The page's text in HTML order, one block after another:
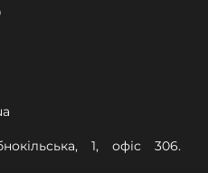
1, офіс 306.